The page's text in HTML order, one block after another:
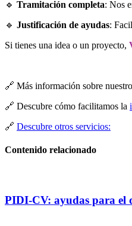
🔹 Tramitación completa: Nos
🔹 Justificación de ayudas:
Si tienes una idea o un proyecto,
🔗 Más información sobre nuestro
🔗 Descubre cómo facilitamos la
🔗 Descubre otros servicios:
Contenido relacionado
PIDI-CV: ayudas para el